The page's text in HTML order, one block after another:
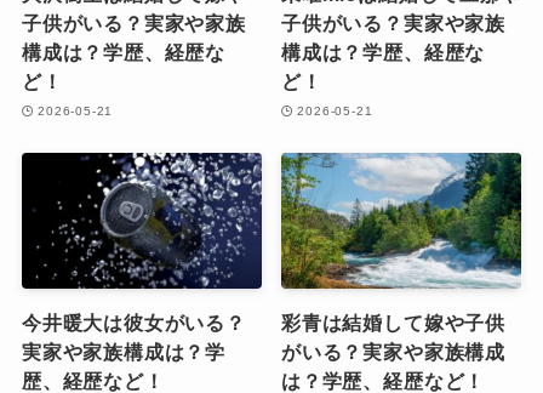
子供がいる？実家や家族
構成は？学歴、経歴な
ど！
2026-05-21
子供がいる？実家や家族
構成は？学歴、経歴な
ど！
2026-05-21
今井暖大は彼女がいる？
実家や家族構成は？学
歴、経歴など！
彩青は結婚して嫁や子供
がいる？実家や家族構成
は？学歴、経歴など！